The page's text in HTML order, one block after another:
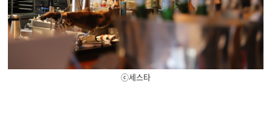
ⓒ세스타